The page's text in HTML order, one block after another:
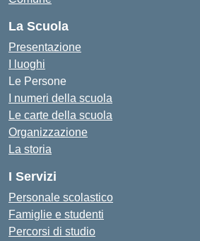
La Scuola
Presentazione
I luoghi
Le Persone
I numeri della scuola
Le carte della scuola
Organizzazione
La storia
I Servizi
Personale scolastico
Famiglie e studenti
Percorsi di studio